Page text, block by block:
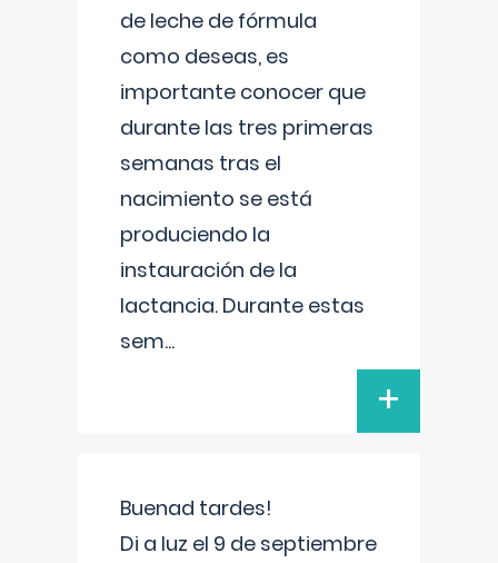
de leche de fórmula
como deseas, es
importante conocer que
durante las tres primeras
semanas tras el
nacimiento se está
produciendo la
instauración de la
lactancia. Durante estas
sem...
+
Buenad tardes!
Di a luz el 9 de septiembre